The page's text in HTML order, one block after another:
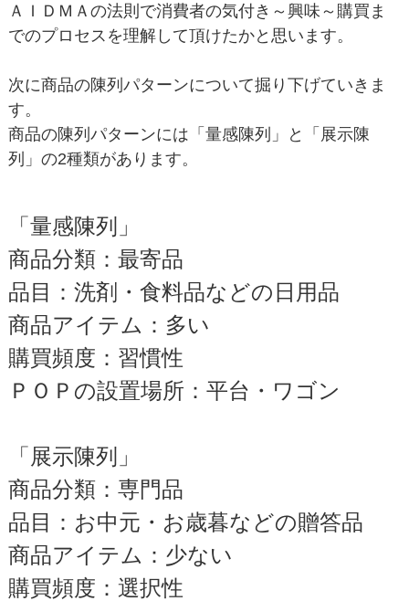
ＡＩＤＭＡの法則で消費者の気付き～興味～購買ま
でのプロセスを理解して頂けたかと思います。
次に商品の陳列パターンについて掘り下げていきま
す。
商品の陳列パターンには「量感陳列」と「展示陳
列」の2種類があります。
「量感陳列」
商品分類：最寄品
品目：洗剤・食料品などの日用品
商品アイテム：多い
購買頻度：習慣性
ＰＯＰの設置場所：平台・ワゴン
「展示陳列」
商品分類：専門品
品目：お中元・お歳暮などの贈答品
商品アイテム：少ない
購買頻度：選択性